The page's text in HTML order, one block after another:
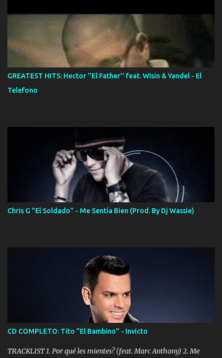
GREATEST HITS: Hector ''El Father'' feat. Wisin & Yandel - El
Telefono
Chris G "El Soldado" - Me Sentía Bien (Prod. By Dj Wassie)
CD COMPLETO: Tito ”El Bambino” - Invicto
TRACKLIST 1. Por qué les mientes? (feat. Marc Anthony) 2. Me